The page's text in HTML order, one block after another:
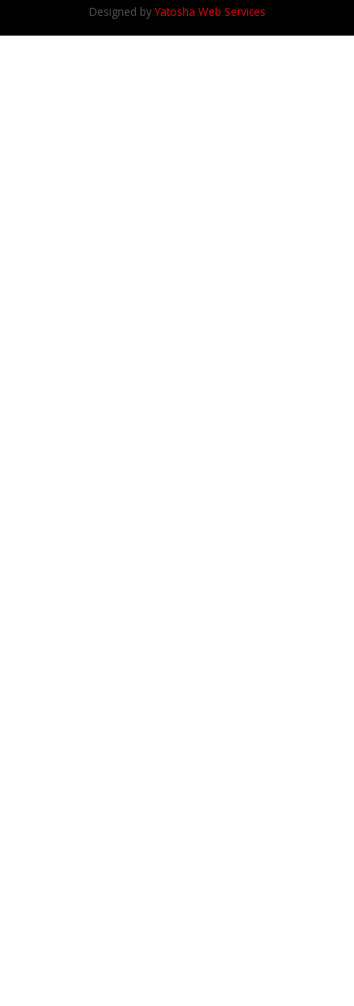
Designed byYatosha Web Services